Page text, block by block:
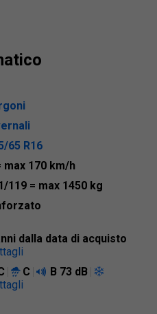
65 R16
max 170 km/h
119 = max 1450 kg
dalla data di acquisto
C B 73 dB